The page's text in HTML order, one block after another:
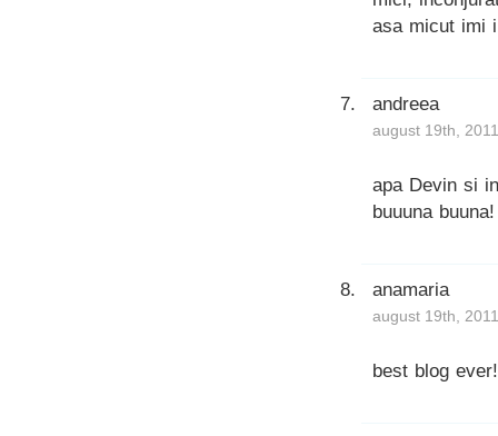
asa micut imi
andreea
august 19th,
apa Devin si
buuuna buuna!
anamaria
august 19th,
best blog